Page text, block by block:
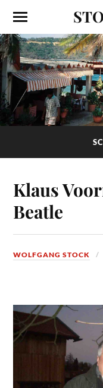
Klaus
Beatle
WOLFGANG STOCK